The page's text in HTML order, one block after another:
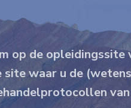
op de
site waar u de